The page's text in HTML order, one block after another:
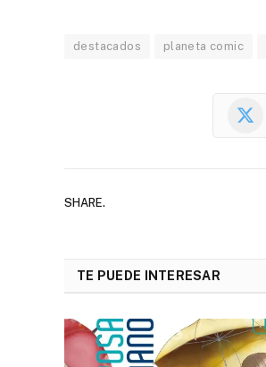
destacados planeta comic
SHARE.
TE PUEDE INTERESAR